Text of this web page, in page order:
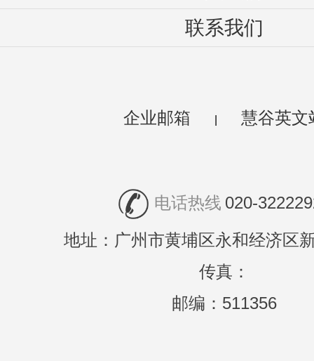
联系我们
企业邮箱 慧谷英文
电话热线 020-
地址：广州市黄埔区永和经济区
传真：
邮编：511356